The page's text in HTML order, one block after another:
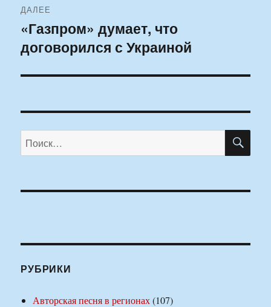
ДАЛЕЕ
Следующая
запись:
«Газпром» думает, что
договорился с Украиной
Искать:
РУБРИКИ
Авторская песня в регионах(107)